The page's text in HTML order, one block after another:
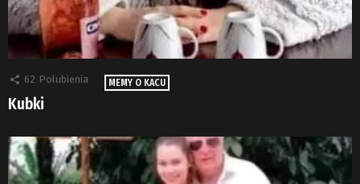
62 Polubienia MEMY O KACU
Kubki